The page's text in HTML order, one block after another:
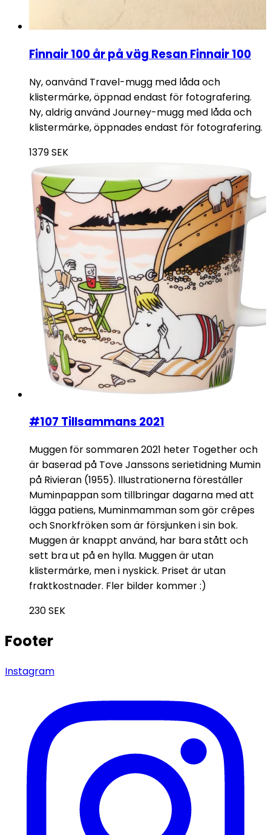
Finnair 100 år på väg Resan Finnair 100
Ny, oanvänd Travel-mugg med låda och
klistermärke, öppnad endast för fotografering.
Ny, aldrig använd Journey-mugg med låda och
klistermärke, öppnades endast för fotografering.
1379SEK
#107 Tillsammans 2021
Muggen för sommaren 2021 heter Together och
är baserad på Tove Janssons serietidning Mumin
på Rivieran (1955). Illustrationerna föreställer
Muminpappan som tillbringar dagarna med att
lägga patiens, Muminmamman som gör crêpes
och Snorkfröken som är försjunken i sin bok.
Muggen är knappt använd, har bara stått och
sett bra ut på en hylla. Muggen är utan
klistermärke, men i nyskick. Priset är utan
fraktkostnader. Fler bilder kommer :)
230SEK
Footer
Instagram